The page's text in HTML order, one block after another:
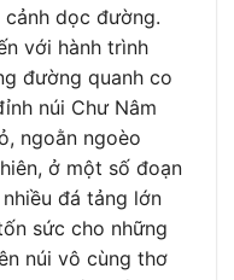
dọc đường.
với hành trình
đường quanh co
núi Chư Nâm
ngoằn ngoèo
ở một số đoạn
đá tảng lớn
sức cho những
núi vô cùng thơ